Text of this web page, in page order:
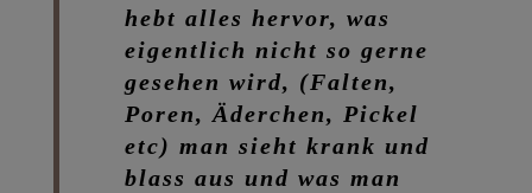
hebt alles hervor, was
eigentlich nicht so gerne
gesehen wird, (Falten,
Poren, Äderchen, Pickel
etc) man sieht krank und
blass aus und was man